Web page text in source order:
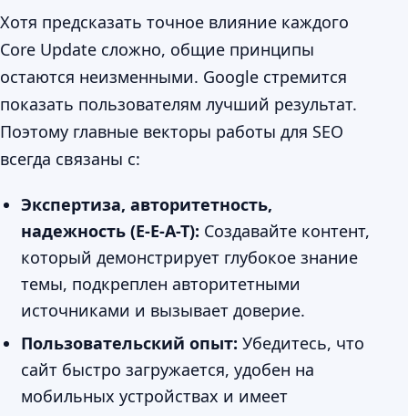
Хотя предсказать точное влияние каждого
Core Update сложно, общие принципы
остаются неизменными. Google стремится
показать пользователям лучший результат.
Поэтому главные векторы работы для SEO
всегда связаны с:
Экспертиза, авторитетность,
надежность (E-E-A-T): Создавайте контент,
который демонстрирует глубокое знание
темы, подкреплен авторитетными
источниками и вызывает доверие.
Пользовательский опыт: Убедитесь, что
сайт быстро загружается, удобен на
мобильных устройствах и имеет